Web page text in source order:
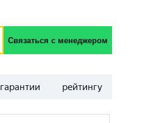
Связаться с менеджером
гарантии рейтингу